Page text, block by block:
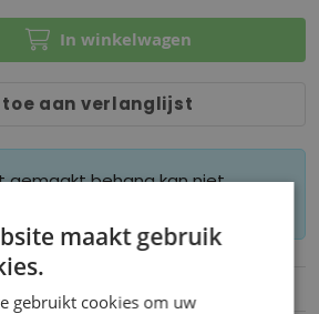
In winkelwagen
toe aan verlanglijst
gemaakt behang kan niet
maakt gebruik
gebruikt cookies om uw